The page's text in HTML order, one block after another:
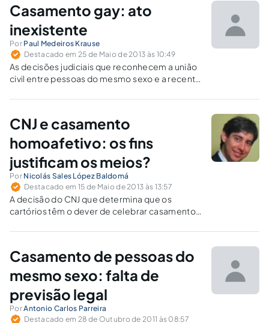
Casamento gay: ato
inexistente
Por Paul Medeiros Krause
Destacado em 25 de Maio de 2013 às 10:49
As decisões judiciais que reconhecem a união
civil entre pessoas do mesmo sexo e a recente
laicidade do Estado.
CNJ e casamento
homoafetivo: os fins
justificam os meios?
Por Nicolás Sales López Baldomá
Destacado em 15 de Maio de 2013 às 13:57
A decisão do CNJ que determina que os
cartórios têm o dever de celebrar casamentos
separação dos poderes.
Casamento de pessoas do
mesmo sexo: falta de
previsão legal
PorAntonio Carlos Parreira
Destacado em 28 de Outubro de 2011 às 08:57